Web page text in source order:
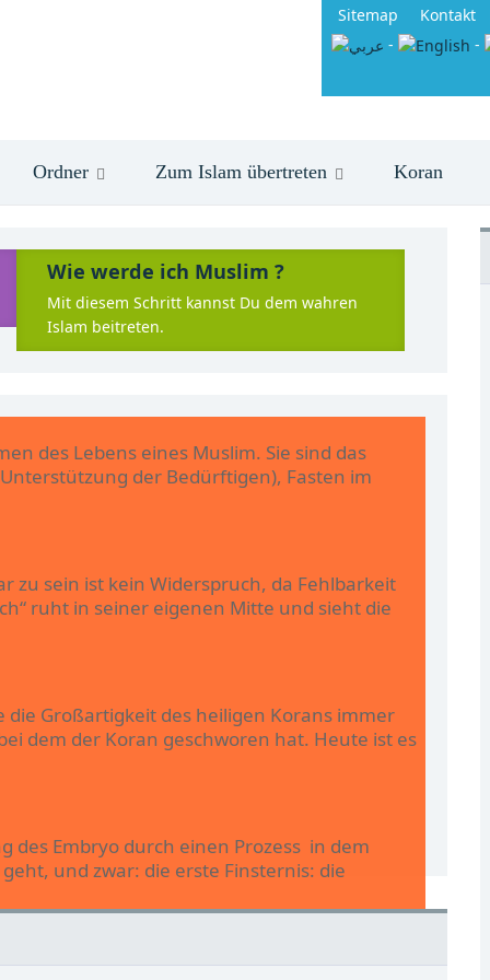
Sitemap Kontakt
-
-
Ordner Zum Islam übertreten Koran
Wie werde ich Muslim ?
Mit diesem Schritt kannst Du dem wahren
Islam beitreten.
des Lebens eines Muslim. Sie sind das
der Bedürftigen), Fasten im
zu sein ist kein Widerspruch, da Fehlbarkeit
ruht in seiner eigenen Mitte und sieht die
die Großartigkeit des heiligen Korans immer
dem der Koran geschworen hat. Heute ist es
des Embryo durch einen Prozess in dem
und zwar: die erste Finsternis: die